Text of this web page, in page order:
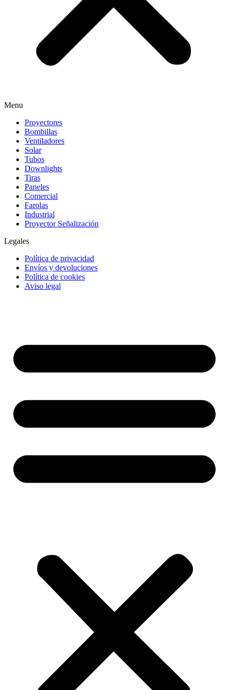
Menu
Proyectores
Bombillas
Ventiladores
Solar
Tubos
Downlights
Tiras
Paneles
Comercial
Farolas
Industrial
Proyector Señalización
Legales
Política de privacidad
Envíos y devoluciones
Política de cookies
Aviso legal